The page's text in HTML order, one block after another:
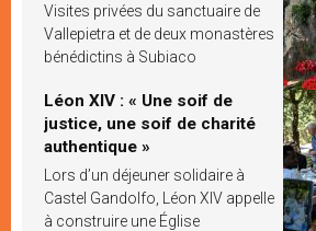
Visites privées du sanctuaire de
Vallepietra et de deux monastères
bénédictins à Subiaco
Léon XIV : « Une soif de
justice, une soif de charité
authentique »
Lors d’un déjeuner solidaire à
Castel Gandolfo, Léon XIV appelle
à construire une Église